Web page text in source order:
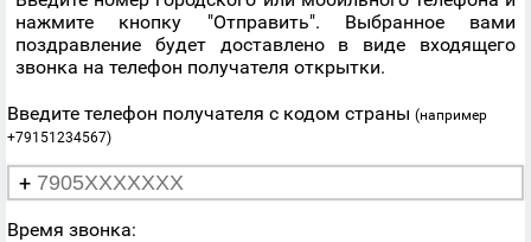
нажмите кнопку "Отправить". Выбранное вами
поздравление будет доставлено в виде входящего
звонка на телефон получателя открытки.
Введите телефон получателя с кодом страны (например
+79151234567)
+
Время звонка: